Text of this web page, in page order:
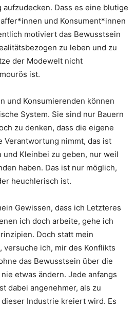
Dass es eine blutige
und Konsument*innen
motiviert das Bewusstsein
zu leben und zu
der Modewelt nicht
ist.
und Konsumierenden können
System. Sie sind nur Bauern
zu denken, dass die eigene
Verantwortung nimmt, das ist
Kleinbei zu geben, nur weil
haben. Das ist nur möglich,
heuchlerisch ist.
Gewissen, dass ich Letzteres
ich doch arbeite, gehe ich
Doch statt mein
versuche ich, mir des Konflikts
das Bewusstsein über die
etwas ändern. Jede anfangs
dabei angenehmer, als zu
Industrie kreiert wird. Es